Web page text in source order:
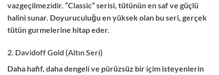
vazgeçilmezidir. “Classic” serisi, tütünün en saf ve güçlü
halini sunar. Doyuruculuğu en yüksek olan bu seri, gerçek
tütün gurmelerine hitap eder.
2. Davidoff Gold (Altın Seri)
Daha hafif, daha dengeli ve pürüzsüz bir içim isteyenlerin